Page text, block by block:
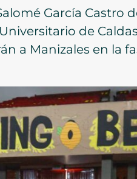
García Castro
de
a Manizales en la